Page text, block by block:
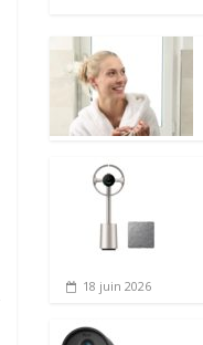
18 juin 2026